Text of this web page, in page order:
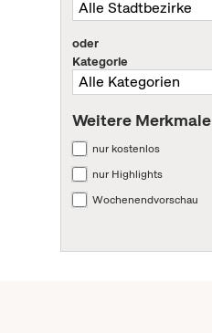
oder
Kategorie
Weitere Merkmale
nur kostenlos
nur Highlights
Wochenendvorschau